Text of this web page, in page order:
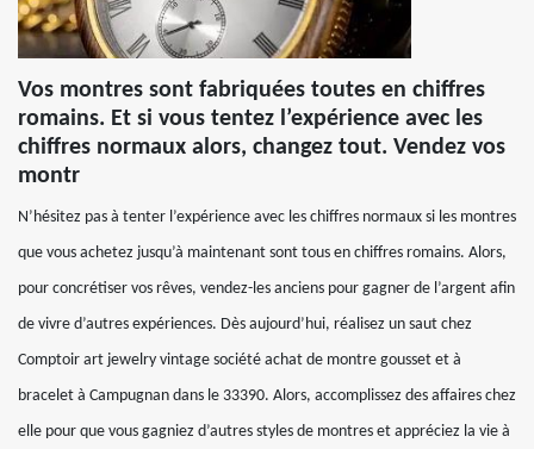
Vos montres sont fabriquées toutes en chiffres
romains. Et si vous tentez l’expérience avec les
chiffres normaux alors, changez tout. Vendez vos
montr
N’hésitez pas à tenter l’expérience avec les chiffres normaux si les montres
que vous achetez jusqu’à maintenant sont tous en chiffres romains. Alors,
pour concrétiser vos rêves, vendez-les anciens pour gagner de l’argent afin
de vivre d’autres expériences. Dès aujourd’hui, réalisez un saut chez
Comptoir art jewelry vintage société achat de montre gousset et à
bracelet à Campugnan dans le 33390. Alors, accomplissez des affaires chez
elle pour que vous gagniez d’autres styles de montres et appréciez la vie à